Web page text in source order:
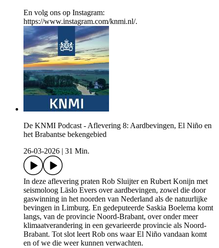
En volg ons op Instagram:
https://www.instagram.com/knmi.nl/.
De KNMI Podcast - Aflevering 8: Aardbevingen, El Niño en
het Brabantse bekengebied
26-03-2026
31 Min.
In deze aflevering praten Rob Sluijter en Rubert Konijn met
seismoloog Läslo Evers over aardbevingen, zowel die door
gaswinning in het noorden van Nederland als de natuurlijke
bevingen in Limburg. En gedeputeerde Saskia Boelema komt
langs, van de provincie Noord-Brabant, over onder meer
klimaatverandering in een gevarieerde provincie als Noord-
Brabant. Tot slot leert Rob ons waar El Niño vandaan komt
en of we die weer kunnen verwachten.